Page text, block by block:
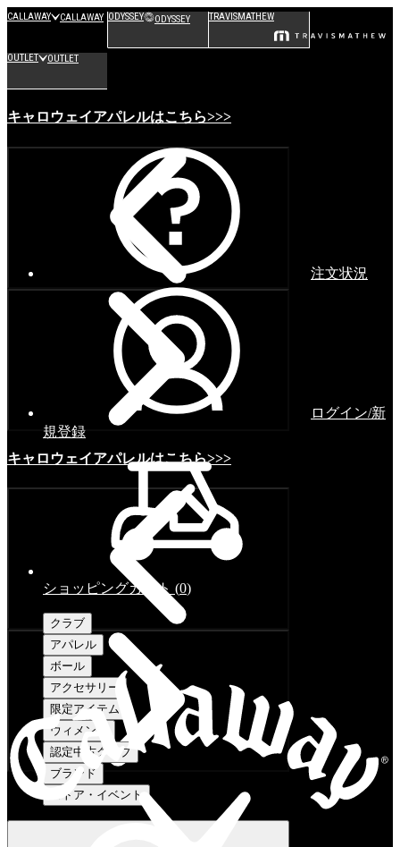
CALLAWAY CALLAWAY ODYSSEY ODYSSEY TRAVISMATHEW
OUTLET OUTLET
キャロウェイアパレルはこちら>>>
キャロウェイアパレルはこちら>>>
注文状況
ログイン/新
規登録
ショッピングカート (0)
クラブ
アパレル
ボール
アクセサリー
限定アイテム
ウィメンズ
認定中古クラブ
ブランド
ストア・イベント